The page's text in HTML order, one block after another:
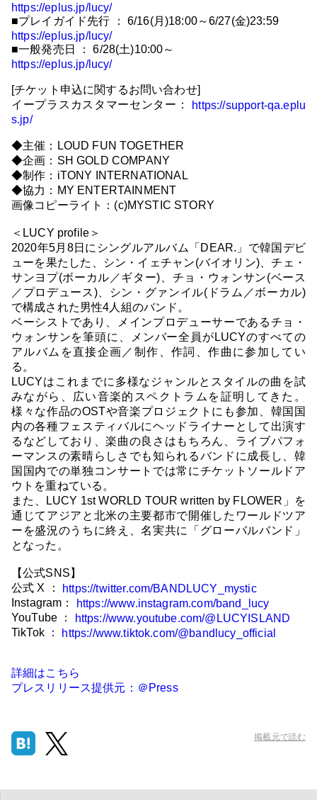
https://eplus.jp/lucy/
■プレイガイド先行 ： 6/16(月)18:00～6/27(金)23:59
https://eplus.jp/lucy/
■一般発売日 ： 6/28(土)10:00～
https://eplus.jp/lucy/
[チケット申込に関するお問い合わせ]
イープラスカスタマーセンター： https://support-qa.eplu
s.jp/
◆主催：LOUD FUN TOGETHER
◆企画：SH GOLD COMPANY
◆制作：iTONY INTERNATIONAL
◆協力：MY ENTERTAINMENT
画像コピーライト：(c)MYSTIC STORY
＜LUCY profile＞
2020年5月8日にシングルアルバム「DEAR.」で韓国デビ
ューを果たした、シン・イェチャン(バイオリン)、チェ・
サンヨプ(ボーカル／ギター)、チョ・ウォンサン(ベース
／プロデュース)、シン・グァンイル(ドラム／ボーカル)
で構成された男性4人組のバンド。
ベーシストであり、メインプロデューサーであるチョ・
ウォンサンを筆頭に、メンバー全員がLUCYのすべての
アルバムを直接企画／制作、作詞、作曲に参加してい
る。
LUCYはこれまでに多様なジャンルとスタイルの曲を試
みながら、広い音楽的スペクトラムを証明してきた。
様々な作品のOSTや音楽プロジェクトにも参加、韓国国
内の各種フェスティバルにヘッドライナーとして出演す
るなどしており、楽曲の良さはもちろん、ライブパフォ
ーマンスの素晴らしさでも知られるバンドに成長し、韓
国国内での単独コンサートでは常にチケットソールドア
ウトを重ねている。
また、LUCY 1st WORLD TOUR written by FLOWER」を
通じてアジアと北米の主要都市で開催したワールドツア
ーを盛況のうちに終え、名実共に「グローバルバンド」
となった。
【公式SNS】
公式 X ：
https://twitter.com/BANDLUCY_mystic
Instagram：
https://www.instagram.com/band_lucy
YouTube ：
https://www.youtube.com/@LUCYISLAND
TikTok ： https://www.tiktok.com/@bandlucy_official
詳細はこちら
プレスリリース提供元：＠Press
掲載元で読む